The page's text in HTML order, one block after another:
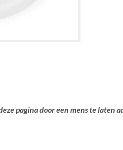
pagina door een mens te laten